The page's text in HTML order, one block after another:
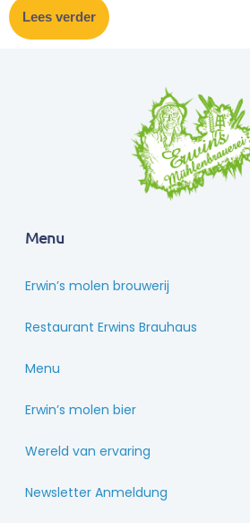
Lees verder
Menu
Erwin’s molen brouwerij
Restaurant Erwins Brauhaus
Menu
Erwin’s molen bier
Wereld van ervaring
Newsletter Anmeldung